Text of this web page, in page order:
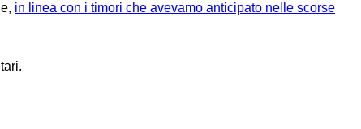
in linea con i timori che avevamo anticipato nelle scorse